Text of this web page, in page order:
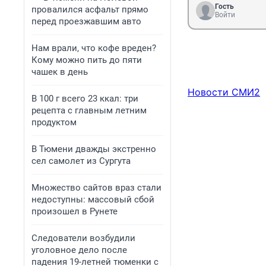
провалился асфальт прямо
перед проезжавшим авто
Нам врали, что кофе вреден?
Кому можно пить до пяти
чашек в день
В 100 г всего 23 ккал: три
рецепта с главным летним
продуктом
В Тюмени дважды экстренно
сел самолет из Сургута
Множество сайтов враз стали
недоступны: массовый сбой
произошел в Рунете
Следователи возбудили
уголовное дело после
падения 19-летней тюменки с
Гость
Войти
Новости СМИ2